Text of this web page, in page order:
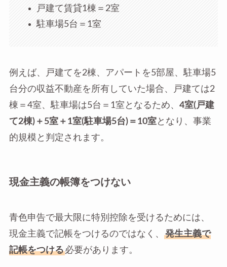
戸建て賃貸1棟＝2室
駐車場5台＝1室
例えば、戸建てを2棟、アパートを5部屋、駐車場5
台分の収益不動産を所有していた場合、戸建ては2
棟＝4室、駐車場は5台＝1室となるため、 4室(戸建
て2棟)＋5室＋1室(駐車場5台)＝10室となり、事業
的規模と判定されます。
現金主義の帳簿をつけない
青色申告で最大限に特別控除を受けるためには、
現金主義で記帳をつけるのではなく、
発生主義で
記帳をつける必要があります。